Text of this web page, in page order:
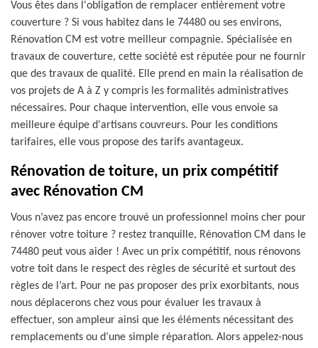
Vous êtes dans l'obligation de remplacer entièrement votre
couverture ? Si vous habitez dans le 74480 ou ses environs,
Rénovation CM est votre meilleur compagnie. Spécialisée en
travaux de couverture, cette société est réputée pour ne fournir
que des travaux de qualité. Elle prend en main la réalisation de
vos projets de A à Z y compris les formalités administratives
nécessaires. Pour chaque intervention, elle vous envoie sa
meilleure équipe d'artisans couvreurs. Pour les conditions
tarifaires, elle vous propose des tarifs avantageux.
Rénovation de toiture, un prix compétitif
avec Rénovation CM
Vous n’avez pas encore trouvé un professionnel moins cher pour
rénover votre toiture ? restez tranquille, Rénovation CM dans le
74480 peut vous aider ! Avec un prix compétitif, nous rénovons
votre toit dans le respect des règles de sécurité et surtout des
règles de l’art. Pour ne pas proposer des prix exorbitants, nous
nous déplacerons chez vous pour évaluer les travaux à
effectuer, son ampleur ainsi que les éléments nécessitant des
remplacements ou d’une simple réparation. Alors appelez-nous